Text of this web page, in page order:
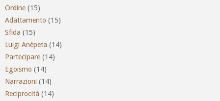
Ordine (15)
Adattamento (15)
Sfida (15)
Luigi Anèpeta (14)
Partecipare (14)
Egoismo (14)
Narrazioni (14)
Reciprocità (14)